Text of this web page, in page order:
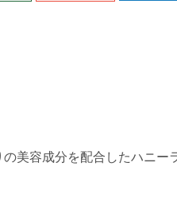
美容成分を配合したハニ